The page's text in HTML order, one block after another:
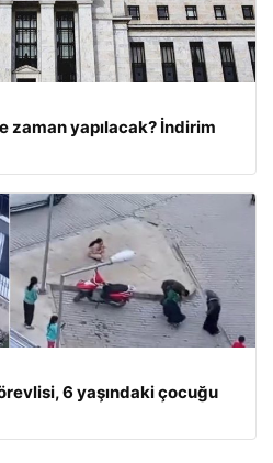
zaman yapılacak? İndirim
6 yaşındaki çocuğu